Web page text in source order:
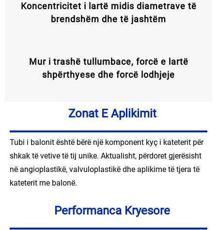
Koncentricitet i lartë midis diametrave të
brendshëm dhe të jashtëm
Mur i trashë tullumbace, forcë e lartë
shpërthyese dhe forcë lodhjeje
Zonat E Aplikimit
Tubi i balonit është bërë një komponent kyç i kateterit për
shkak të vetive të tij unike. Aktualisht, përdoret gjerësisht
në angioplastikë, valvuloplastikë dhe aplikime të tjera të
kateterit me balonë.
Performanca Kryesore